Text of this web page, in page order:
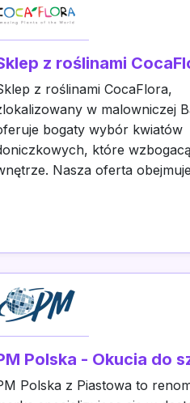
z roślinami
z roślinami CocaFlora,
w malowniczej
bogaty wybór kwiatów
które
Nasza oferta
Polska - Okucia do
Polska z Piastowa to